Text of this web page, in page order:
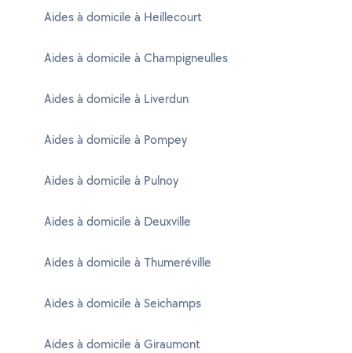
Aides à domicile à Heillecourt
Aides à domicile à Champigneulles
Aides à domicile à Liverdun
Aides à domicile à Pompey
Aides à domicile à Pulnoy
Aides à domicile à Deuxville
Aides à domicile à Thumeréville
Aides à domicile à Seichamps
Aides à domicile à Giraumont